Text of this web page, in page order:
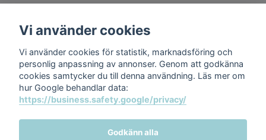
Prenumerera på vårt nyhetsbrev
Prenumerera
Vi använder cookies
Vi använder cookies för statistik, marknadsföring och
personlig anpassning av annonser. Genom att godkänna
cookies samtycker du till denna användning. Läs mer om
hur Google behandlar data:
https://business.safety.google/privacy/
Godkänn alla